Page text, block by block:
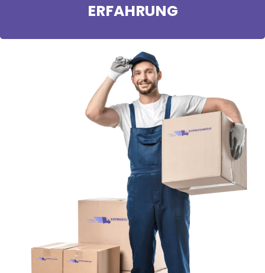
ERFAHRUNG